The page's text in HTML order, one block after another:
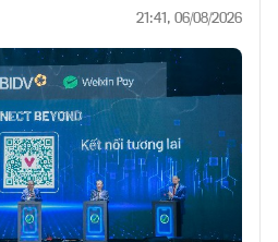
21:41, 06/08/2026